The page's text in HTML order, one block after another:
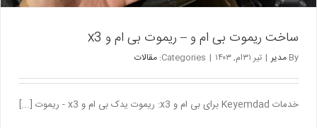
ساخت ریموت بی ام و – ریموت بی ام و x3
By مدیر | تیر ۳۱ام, ۱۴۰۳ |
Categories: مقالات
خدمات Keyemdad برای بی ام و x3: ریموت یدک بی ام و x3 - ریموت [...]